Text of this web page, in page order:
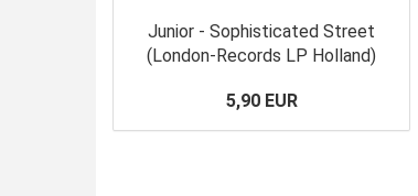
Junior - Sophisticated Street
(London-Records LP Holland)
5,90 EUR